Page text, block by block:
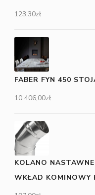
123,30zł
FABER FYN 450
10 406,00zł
KOLANO
WKŁAD KOMINOWY